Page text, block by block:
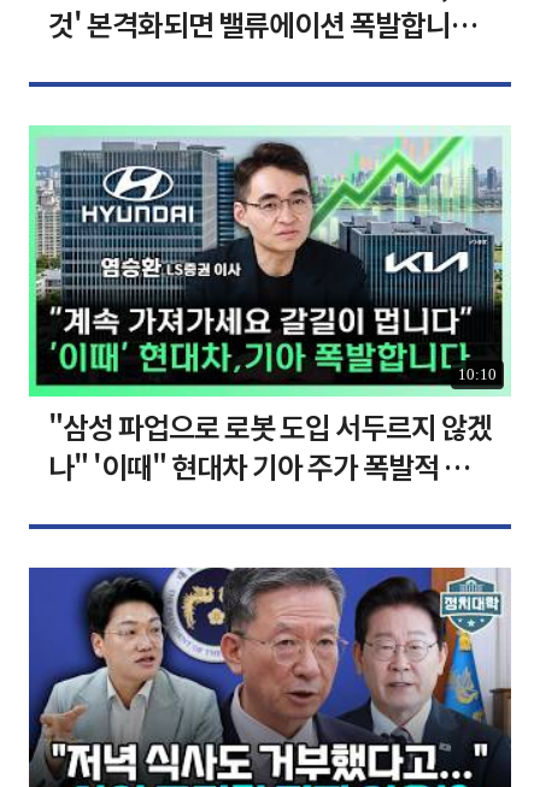
것' 본격화되면 밸류에이션 폭발합니다
10:10
"삼성 파업으로 로봇 도입 서두르지 않겠
나" '이때" 현대차 기아 주가 폭발적 성